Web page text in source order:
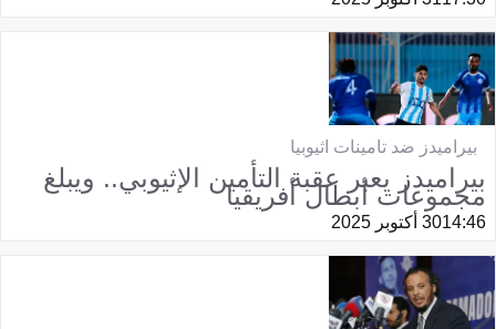
بيراميدز ضد تامينات اثيوبيا
بيراميدز يعبر عقبة التأمين الإثيوبي.. ويبلغ
مجموعات أبطال أفريقيا
14:4630 أكتوبر 2025